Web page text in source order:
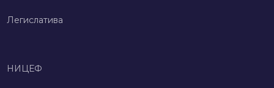
Легислатива
НИЦЕФ